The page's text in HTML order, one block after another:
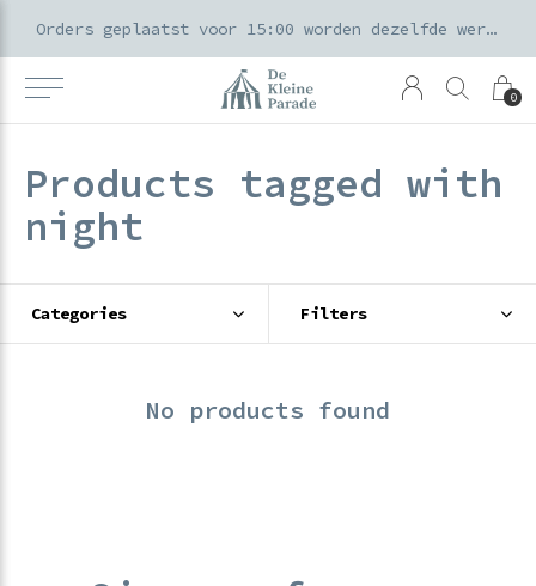
0
Orders geplaatst voor 15:00 worden dezelfde werkdag verzonden
Products tagged with
night
Categories Filters
No products found